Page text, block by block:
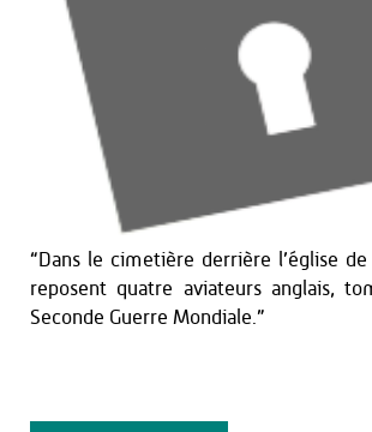
“Dans le cimetière derrière l’église
reposent quatre aviateurs anglais,
Seconde Guerre Mondiale.”